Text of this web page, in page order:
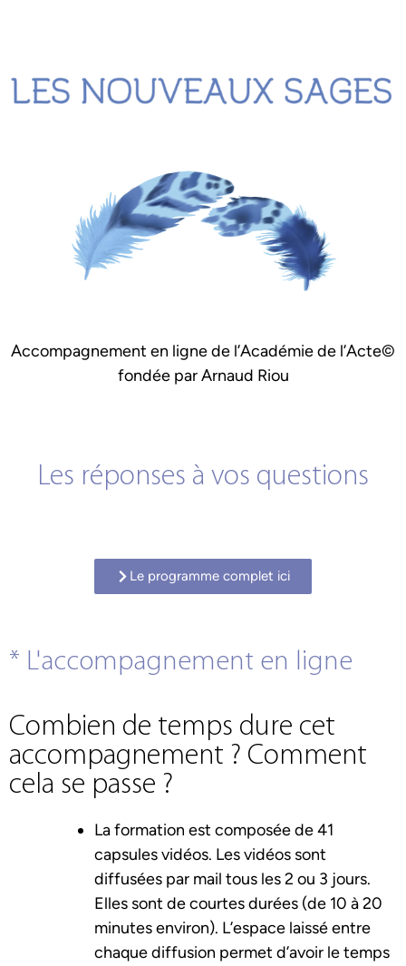
Accompagnement en ligne de l’Académie de l’Acte©
fondée par Arnaud Riou
Les réponses à vos questions
Le programme complet ici
* L'accompagnement en ligne
Combien de temps dure cet
accompagnement ? Comment
cela se passe ?
La formation est composée de 41
capsules vidéos. Les vidéos sont
diffusées par mail tous les 2 ou 3 jours.
Elles sont de courtes durées (de 10 à 20
minutes environ). L’espace laissé entre
chaque diffusion permet d’avoir le temps